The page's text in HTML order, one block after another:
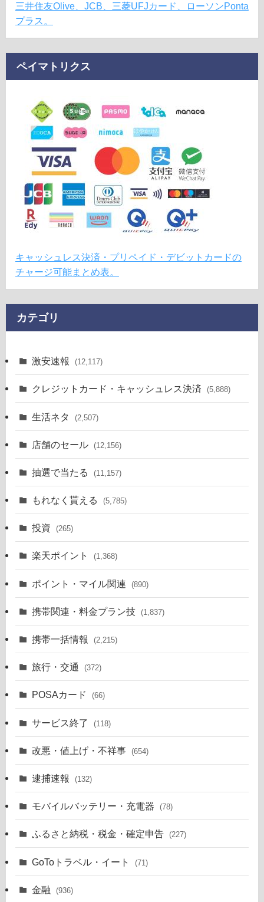
三井住友Olive、JCB、三菱UFJカード、ローソンPonta
プラス。
ペイマトリクス
キャッシュレス決済・プリペイド・デビットカードの
チャージ可能まとめ表。
カテゴリ
激安速報 (12,117)
クレジットカード・キャッシュレス決済 (5,888)
生活ネタ (2,507)
店舗のセール (12,156)
抽選で当たる (11,157)
もれなく貰える (5,785)
投資 (265)
楽天ポイント (1,368)
ポイント・マイル関連 (890)
携帯関連・料金プラン技 (1,837)
携帯一括情報 (2,215)
旅行・交通 (372)
POSAカード (66)
サービス終了 (118)
改悪・値上げ・不祥事 (654)
逮捕速報 (132)
モバイルバッテリー・充電器 (78)
ふるさと納税・税金・確定申告 (227)
GoToトラベル・イート (71)
金融 (936)